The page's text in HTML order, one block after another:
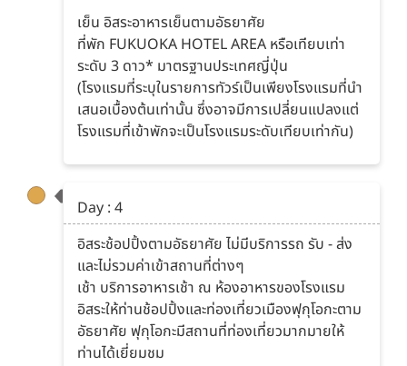
เย็น อิสระอาหารเย็นตามอัธยาศัย
ที่พัก FUKUOKA HOTEL AREA หรือเทียบเท่า
ระดับ 3 ดาว* มาตรฐานประเทศญี่ปุ่น
(โรงแรมที่ระบุในรายการทัวร์เป็นเพียงโรงแรมที่นำ
เสนอเบื้องต้นเท่านั้น ซึ่งอาจมีการเปลี่ยนแปลงแต่
โรงแรมที่เข้าพักจะเป็นโรงแรมระดับเทียบเท่ากัน)
Day : 4
อิสระช้อปปิ้งตามอัธยาศัย ไม่มีบริการรถ รับ - ส่ง
และไม่รวมค่าเข้าสถานที่ต่างๆ
เช้า บริการอาหารเช้า ณ ห้องอาหารของโรงแรม
อิสระให้ท่านช้อปปิ้งและท่องเที่ยวเมืองฟุกุโอกะตาม
อัธยาศัย ฟุกุโอกะมีสถานที่ท่องเที่ยวมากมายให้
ท่านได้เยี่ยมชม